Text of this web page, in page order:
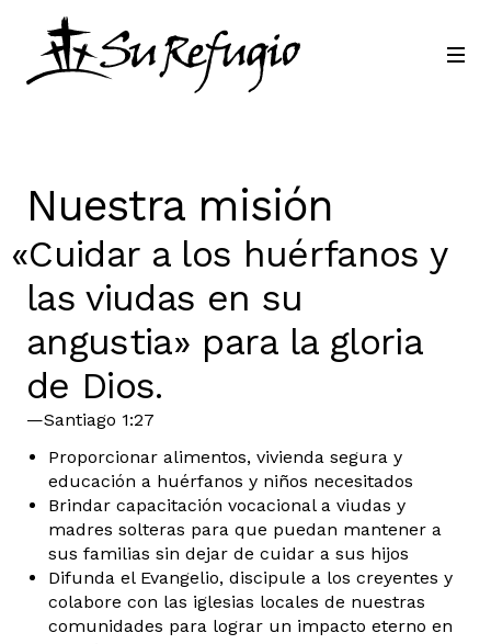
Únete a nosotros
Idioma
Nuestra misión
«Cuidar a los huérfanos y
las viudas en su
angustia» para la gloria
de Dios.
—Santiago 1:27
Proporcionar alimentos, vivienda segura y
educación a huérfanos y niños necesitados
Brindar capacitación vocacional a viudas y
madres solteras para que puedan mantener a
sus familias sin dejar de cuidar a sus hijos
Difunda el Evangelio, discipule a los creyentes y
colabore con las iglesias locales de nuestras
comunidades para lograr un impacto eterno en